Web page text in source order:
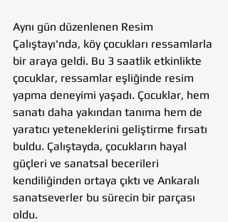
Aynı gün düzenlenen Resim
Çalıştayı'nda, köy çocukları ressamlarla
bir araya geldi. Bu 3 saatlik etkinlikte
çocuklar, ressamlar eşliğinde resim
yapma deneyimi yaşadı. Çocuklar, hem
sanatı daha yakından tanıma hem de
yaratıcı yeteneklerini geliştirme fırsatı
buldu. Çalıştayda, çocukların hayal
güçleri ve sanatsal becerileri
kendiliğinden ortaya çıktı ve Ankaralı
sanatseverler bu sürecin bir parçası
oldu.